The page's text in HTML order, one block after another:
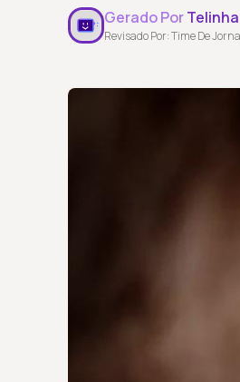
Gerado PorTelinha
Revisado Por: Time De